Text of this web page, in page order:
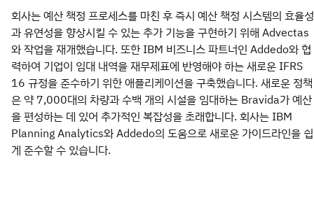
회사는 예산 책정 프로세스를 마친 후 즉시 예산 책정 시스템의 효율성
과 유연성을 향상시킬 수 있는 추가 기능을 구현하기 위해 Advectas
와 작업을 재개했습니다. 또한 IBM 비즈니스 파트너인 Addedo와 협
력하여 기업이 임대 내역을 재무제표에 반영해야 하는 새로운 IFRS
16 규정을 준수하기 위한 애플리케이션을 구축했습니다. 새로운 정책
은 약 7,000대의 차량과 수백 개의 시설을 임대하는 Bravida가 예산
을 편성하는 데 있어 추가적인 복잡성을 초래합니다. 회사는 IBM
Planning Analytics와 Addedo의 도움으로 새로운 가이드라인을 쉽
게 준수할 수 있습니다.